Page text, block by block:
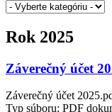
Rok 2025
Záverečný účet
Záverečný účet
Typ súboru: PDF